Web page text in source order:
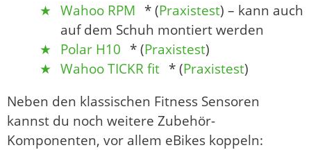
Wahoo RPM * (Praxistest) – kann auch
auf dem Schuh montiert werden
Polar H10 * (Praxistest)
Wahoo TICKR fit * (Praxistest)
Neben den klassischen Fitness Sensoren
kannst du noch weitere Zubehör-
Komponenten, vor allem eBikes koppeln: